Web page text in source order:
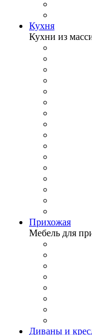
Кухня
Кухни из
Прихожая
Мебель для
Диваны и